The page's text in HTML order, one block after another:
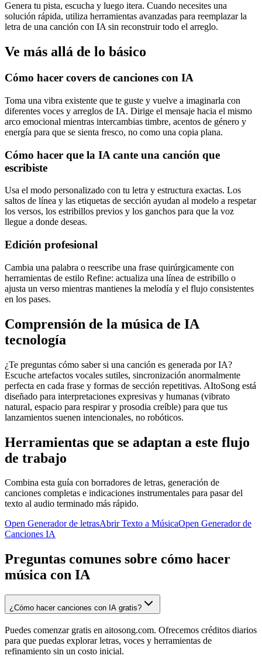
Genera tu pista, escucha y luego itera. Cuando necesites una
solución rápida, utiliza herramientas avanzadas para reemplazar la
letra de una canción con IA sin reconstruir todo el arreglo.
Ve más allá de lo básico
Cómo hacer covers de canciones con IA
Toma una vibra existente que te guste y vuelve a imaginarla con
diferentes voces y arreglos de IA. Dirige el mensaje hacia el mismo
arco emocional mientras intercambias timbre, acentos de género y
energía para que se sienta fresco, no como una copia plana.
Cómo hacer que la IA cante una canción que
escribiste
Usa el modo personalizado con tu letra y estructura exactas. Los
saltos de línea y las etiquetas de sección ayudan al modelo a respetar
los versos, los estribillos previos y los ganchos para que la voz
llegue a donde deseas.
Edición profesional
Cambia una palabra o reescribe una frase quirúrgicamente con
herramientas de estilo Refine: actualiza una línea de estribillo o
ajusta un verso mientras mantienes la melodía y el flujo consistentes
en los pases.
Comprensión de la música de IA
tecnología
¿Te preguntas cómo saber si una canción es generada por IA?
Escuche artefactos vocales sutiles, sincronización anormalmente
perfecta en cada frase y formas de sección repetitivas. AItoSong está
diseñado para interpretaciones expresivas y humanas (vibrato
natural, espacio para respirar y prosodia creíble) para que tus
lanzamientos suenen intencionales, no robóticos.
Herramientas que se adaptan a este flujo
de trabajo
Combina esta guía con borradores de letras, generación de
canciones completas e indicaciones instrumentales para pasar del
texto al audio terminado más rápido.
Open Generador de letrasAbrir Texto a MúsicaOpen Generador de
Canciones IA
Preguntas comunes sobre cómo hacer
música con IA
¿Cómo hacer canciones con IA gratis?
Puedes comenzar gratis en aitosong.com. Ofrecemos créditos diarios
para que puedas explorar letras, voces y herramientas de
refinamiento sin un costo inicial.